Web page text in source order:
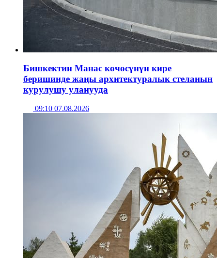
Бишкектин Манас көчөсүнүн кире
беришинде жаңы архитектуралык стеланын
курулушу уланууда
09:10 07.08.2026